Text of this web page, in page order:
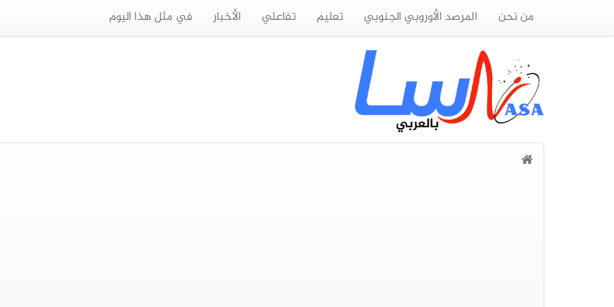
من نحن المرصد الأوروبي الجنوبي تعليم تفاعلي الأخبار في مثل هذا اليوم